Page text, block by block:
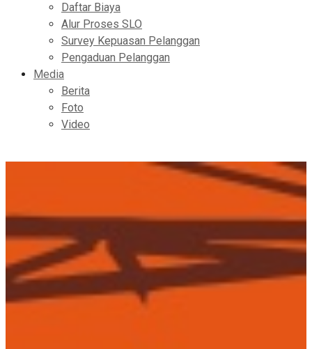
Daftar Biaya
Alur Proses SLO
Survey Kepuasan Pelanggan
Pengaduan Pelanggan
Media
Berita
Foto
Video